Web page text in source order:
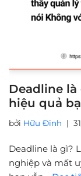
Deadline
hiệu quả
bởi Hữu Đinh
Deadline là gì?
nghiệp và mất